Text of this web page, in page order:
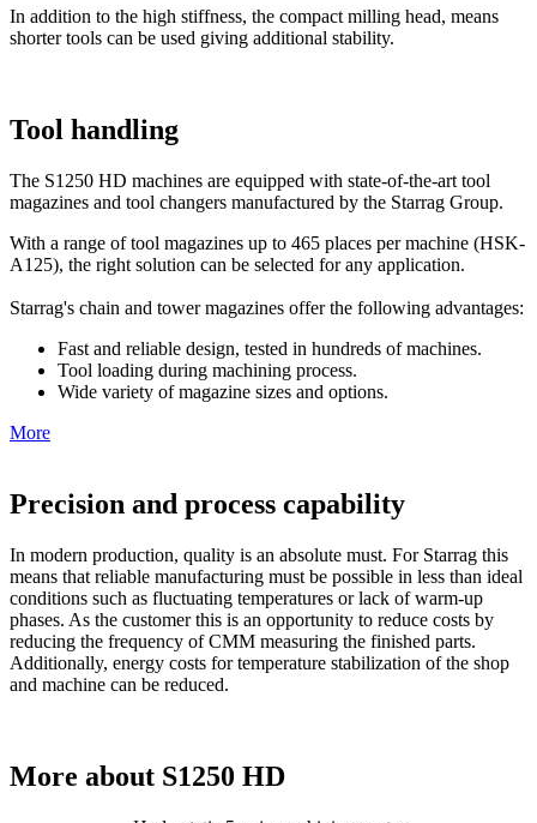
In addition to the high stiffness, the compact milling head, means
shorter tools can be used giving additional stability.
Tool handling
The S1250 HD machines are equipped with state-of-the-art tool
magazines and tool changers manufactured by the Starrag Group.
With a range of tool magazines up to 465 places per machine (HSK-
A125), the right solution can be selected for any application.
Starrag's chain and tower magazines offer the following advantages:
Fast and reliable design, tested in hundreds of machines.
Tool loading during machining process.
Wide variety of magazine sizes and options.
More
Precision and process capability
In modern production, quality is an absolute must. For Starrag this
means that reliable manufacturing must be possible in less than ideal
conditions such as fluctuating temperatures or lack of warm-up
phases. As the customer this is an opportunity to reduce costs by
reducing the frequency of CMM measuring the finished parts.
Additionally, energy costs for temperature stabilization of the shop
and machine can be reduced.
More about S1250 HD